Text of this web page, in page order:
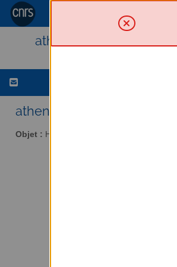
athena - Histoire des
athena AT services.cnrs.fr
Objet : Histoire des techniques